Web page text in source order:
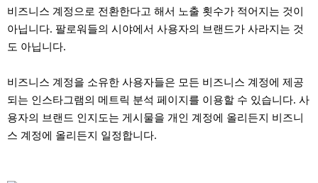
비즈니스 계정으로 전환한다고 해서 노출 횟수가 적어지는 것이
아닙니다. 팔로워들의 시야에서 사용자의 브랜드가 사라지는 것
도 아닙니다.
비즈니스 계정을 소유한 사용자들은 모든 비즈니스 계정에 제공
되는 인스타그램의 메트릭 분석 페이지를 이용할 수 있습니다. 사
용자의 브랜드 인지도는 게시물을 개인 계정에 올리든지 비즈니
스 계정에 올리든지 일정합니다.